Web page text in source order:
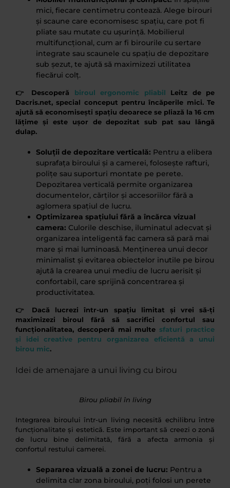
mici, fiecare centimetru contează. Alege birouri
și scaune care economisesc spațiu, care pot fi
pliate sau mutate cu ușurință. Mobilierul
multifuncțional, cum ar fi birourile cu sertare
integrate sau scaunele cu spațiu de depozitare
sub șezut, te ajută să maximizezi utilitatea
fiecărui colț.
👉 Descoperă biroul ergonomic pliabil Leitz de pe
Dacris.net, special conceput pentru încăperile mici. Te
ajută să economisești spațiu deoarece se pliază la 16 cm
lățime și este ușor de depozitat sub pat sau lângă
dulap.
Soluții de depozitare verticală: Pentru a elibera
suprafața biroului și a camerei, folosește rafturi,
polițe sau suporturi montate pe perete.
Depozitarea verticală permite organizarea
documentelor, cărților și accesoriilor fără a
aglomera spațiul de lucru.
Optimizarea spațiului fără a încărca vizual
camera: Culorile deschise, iluminatul adecvat și
organizarea inteligentă fac camera să pară mai
mare și mai luminoasă. Menținerea unui decor
minimalist și evitarea obiectelor inutile pe birou
ajută la crearea unui mediu de lucru aerisit și
confortabil, care sprijină concentrarea și
productivitatea.
👉 Dacă lucrezi într-un spațiu limitat și vrei să-ți
maximizezi biroul fără să sacrifici confortul sau
funcționalitatea, descoperă mai multesfaturi practice
și idei creative pentru organizarea eficientă a unui
birou mic.
Idei de amenajare a unui living cu birou
Birou pliabil în living
Integrarea biroului într-un living necesită echilibru între
funcționalitate și estetică. Este important să creezi o zonă
de lucru bine delimitată, fără a afecta armonia și
confortul restului camerei.
Separarea vizuală a zonei de lucru: Pentru a
delimita clar zona biroului, poți folosi un perete